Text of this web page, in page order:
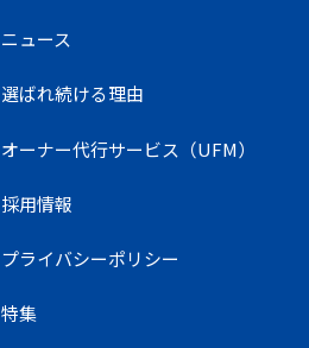
ニュース
選ばれ続ける理由
オーナー代行サービス（UFM）
採用情報
プライバシーポリシー
特集